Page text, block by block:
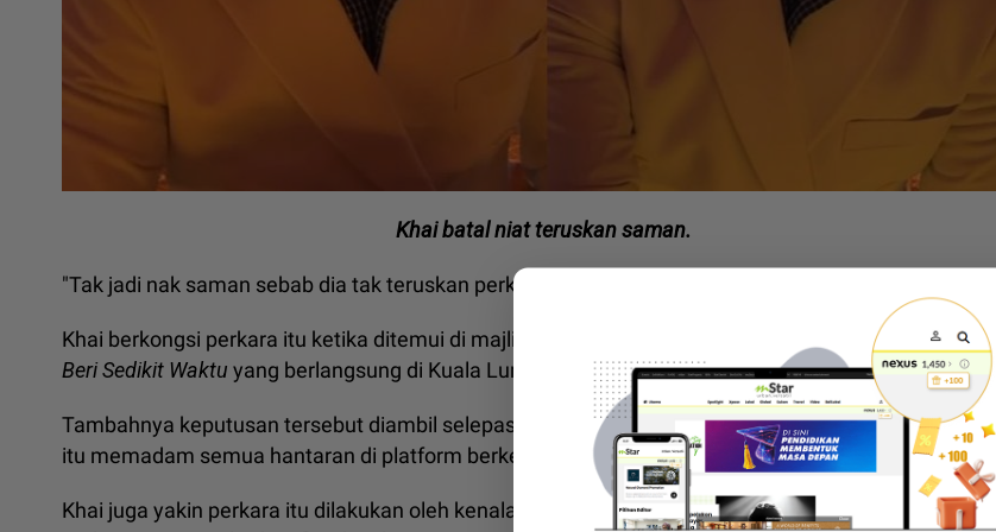
Khai batal niat teruskan saman.
"Tak jadi nak saman sebab dia tak teruskan perkara yang dilakukan itu," katanya kepada mStar.
Khai berkongsi perkara itu ketika ditemui di majlis tayangan muzik video lagu terbaharunya berjudul
Beri Sedikit Waktu yang berlangsung di Kuala Lumpur pada petang Sabtu.
Tambahnya keputusan tersebut diambil selepas individu yang dipercayai menggunakan akaun palsu
itu memadam semua hantaran di platform berkenaan.
Khai juga yakin perkara itu dilakukan oleh kenalan terdekat namun tidak pastinya motif di sebalik